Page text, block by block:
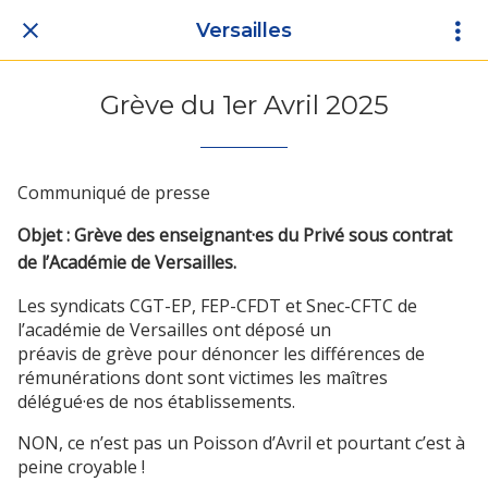
Versailles
Grève du 1er Avril 2025
Communiqué de presse
Objet : Grève des enseignant·es du Privé sous contrat
de l’Académie de Versailles.
Les syndicats CGT-EP, FEP-CFDT et Snec-CFTC de
l’académie de Versailles ont déposé un
préavis de grève pour dénoncer les différences de
rémunérations dont sont victimes les maîtres
délégué·es de nos établissements.
NON, ce n’est pas un Poisson d’Avril et pourtant c’est à
peine croyable !